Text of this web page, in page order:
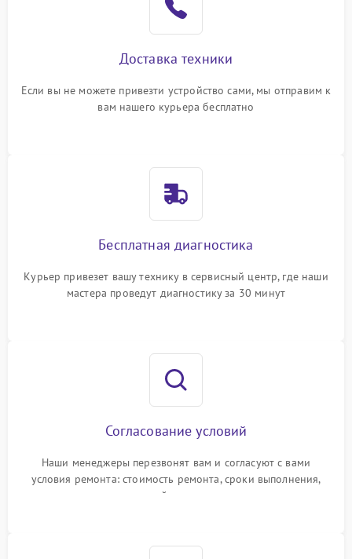
Доставка техники
Если вы не можете привезти устройство сами, мы отправим к
вам нашего курьера бесплатно
Бесплатная диагностика
Курьер привезет вашу технику в сервисный центр, где наши
мастера проведут диагностику за 30 минут
Согласование условий
Наши менеджеры перезвонят вам и согласуют с вами
условия ремонта: стоимость ремонта, сроки выполнения,
гарантийные условия